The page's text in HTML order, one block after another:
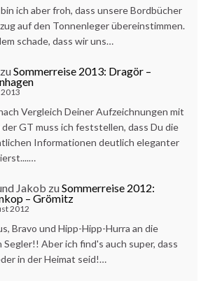
bin ich aber froh, dass unsere Bordbücher
auf den Tonnenleger übereinstimmen.
schade, dass wir uns…
zuSommerreise 2013: Dragör –
Vergleich Deiner Aufzeichnungen mit
GT muss ich feststellen, dass Du die
Informationen deutlich eleganter
Jakob zuSommerreise 2012:
– Grömitz
2012
Bravo und Hipp-Hipp-Hurra an die
Segler!! Aber ich find's auch super, dass
in der Heimat seid!…